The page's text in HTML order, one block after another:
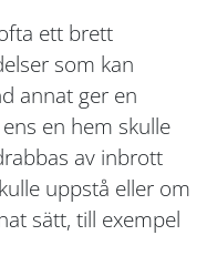
ett brett
som kan
annat ger en
en hem skulle
av inbrott
uppstå eller om
sätt, till exempel